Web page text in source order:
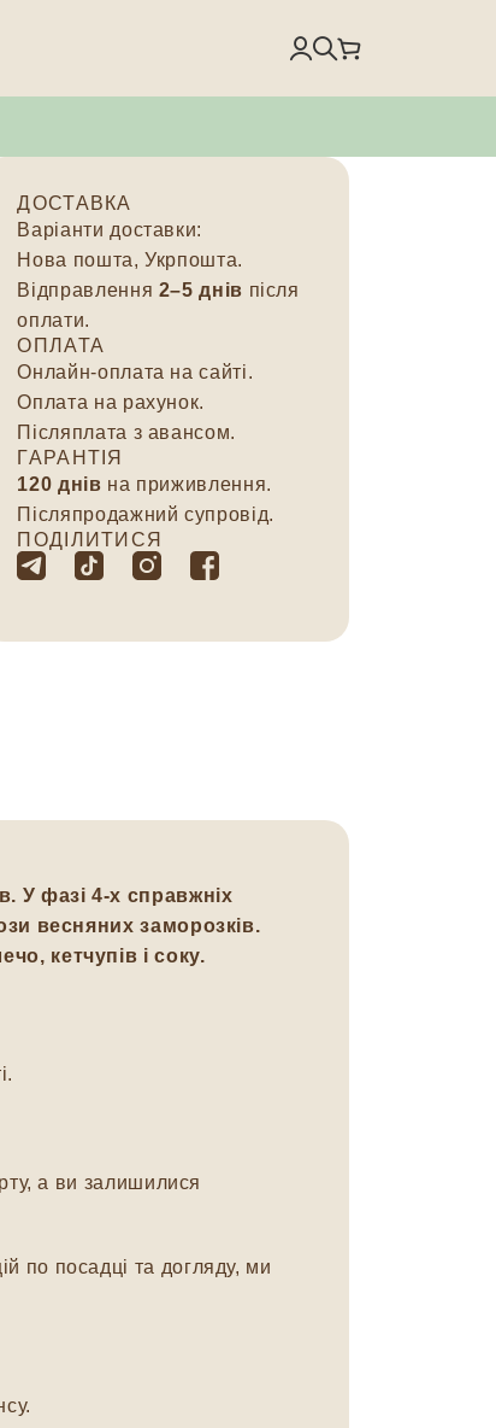
ДОСТАВКА
Варіанти доставки:
Нова пошта, Укрпошта.
Відправлення 2–5 днів після
оплати.
ОПЛАТА
Онлайн-оплата на сайті.
Оплата на рахунок.
Післяплата з авансом.
ГАРАНТІЯ
120 днів на приживлення.
Післяпродажний супровід.
ПОДІЛИТИСЯ
У фазі 4-х справжніх
весняних заморозків.
кетчупів і соку.
а ви залишилися
по посадці та догляду, ми